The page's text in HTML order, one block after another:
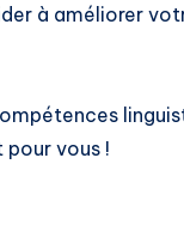
à améliorer
vous !